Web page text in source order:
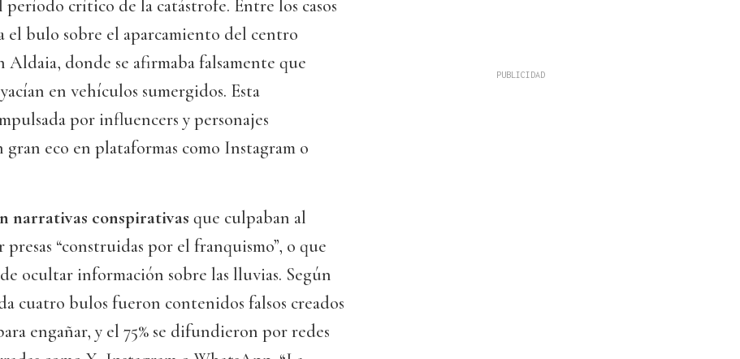
crítico de la catástrofe. Entre los casos
el bulo sobre el aparcamiento del centro
Aldaia, donde se afirmaba falsamente que
en vehículos sumergidos. Esta
por influencers y personajes
eco en plataformas como Instagram o
narrativas conspirativas que culpaban al
“construidas por el franquismo”, o que
ocultar información sobre las lluvias. Según
cuatro bulos fueron contenidos falsos creados
engañar, y el 75% se difundieron por redes